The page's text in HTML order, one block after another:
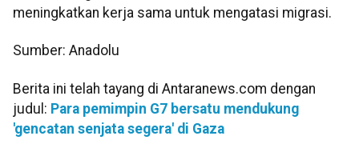
meningkatkan kerja sama untuk mengatasi migrasi.
Sumber: Anadolu
Berita ini telah tayang di Antaranews.com dengan
judul: Para pemimpin G7 bersatu mendukung
'gencatan senjata segera' di Gaza